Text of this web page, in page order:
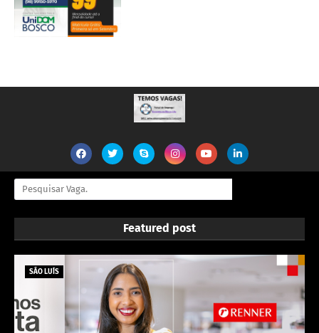
Featured post
SÃO LUÍS